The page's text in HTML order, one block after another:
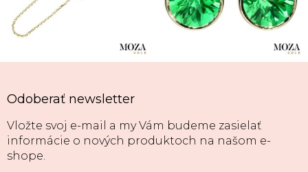
Odoberať newsletter
Vložte svoj e-mail a my Vám budeme zasielať
informácie o nových produktoch na našom e-
shope.